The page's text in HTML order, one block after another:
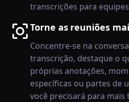
transcrições para
Torne as reuniões
Concentre-se na
transcrição, destaque o
próprias anotações,
específicas ou partes de
você precisará para mais